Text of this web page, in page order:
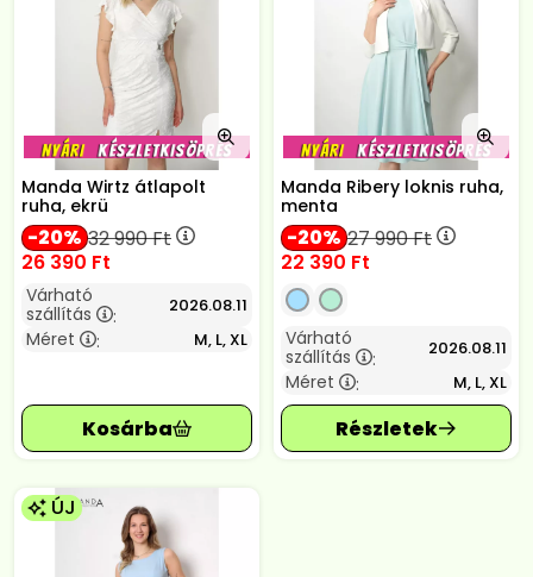
Manda Wirtz átlapolt
ruha, ekrü
20 32 990Ft
26 390 Ft
Várható
szállítás
: 2026.08.11
Méret : M, L, XL
Manda Ribery loknis ruha,
menta
20 27 990Ft
22 390 Ft
Várható
szállítás
: 2026.08.11
Méret : M, L, XL
ÚJ